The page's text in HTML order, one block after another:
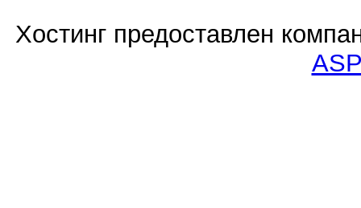
Хостинг предоставлен